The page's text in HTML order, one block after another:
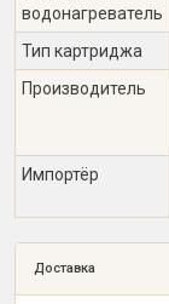
водонагреватель
Тип картриджа
Производитель
Импортёр
Доставка